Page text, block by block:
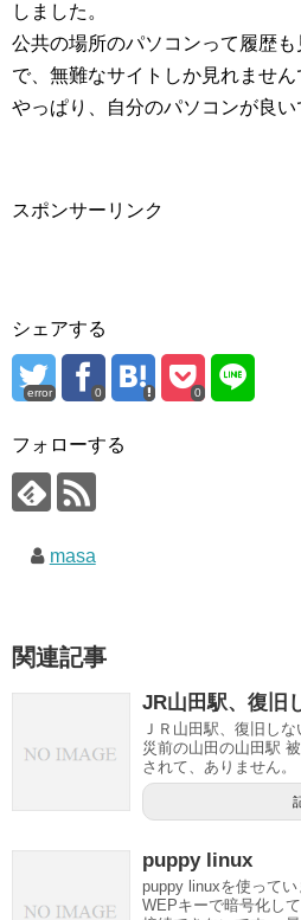
しました。
公共の場所のパソコンって履歴
で、無難なサイトしか見れません
やっぱり、自分のパソコンが良い
スポンサーリンク
シェアする
error 0 0
フォローする
masa
関連記事
JR山田駅、復旧
ＪＲ山田駅、復旧し
災前の山田の山田駅
されて、ありません。
puppy linux
puppy linuxを使ってい
WEPキーで暗号化し